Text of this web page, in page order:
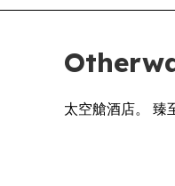
太空艙酒店。 臻